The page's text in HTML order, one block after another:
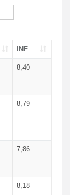
INF
8,40
8,79
7,86
8,18